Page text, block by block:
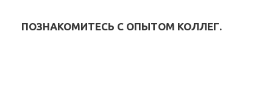
ПОЗНАКОМИТЕСЬ С ОПЫТОМ КОЛЛЕГ.